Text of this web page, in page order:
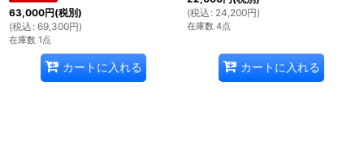
63,000円(税別)
(税込 : 69,300円)
在庫数 1点
カートに入れる
(税込 : 24,200円)
在庫数 4点
カートに入れる